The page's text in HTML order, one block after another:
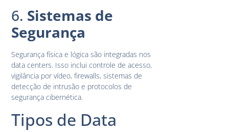
6. Sistemas de
Segurança
Segurança física e lógica são integradas nos
data centers. Isso inclui controle de acesso,
vigilância por vídeo, firewalls, sistemas de
detecção de intrusão e protocolos de
segurança cibernética.
Tipos de Data